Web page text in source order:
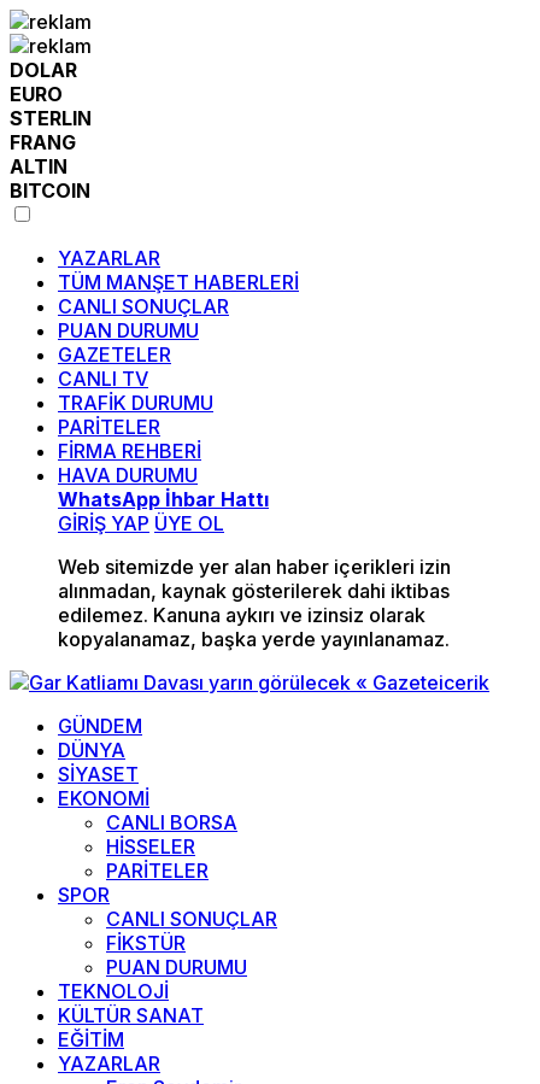
DOLAR
EURO
STERLIN
FRANG
ALTIN
BITCOIN
YAZARLAR
TÜM MANŞET HABERLERİ
CANLI SONUÇLAR
PUAN DURUMU
GAZETELER
CANLI TV
TRAFİK DURUMU
PARİTELER
FİRMA REHBERİ
HAVA DURUMU
WhatsApp İhbar Hattı
GİRİŞ YAP ÜYE OL
Web sitemizde yer alan haber içerikleri izin
alınmadan, kaynak gösterilerek dahi iktibas
edilemez. Kanuna aykırı ve izinsiz olarak
kopyalanamaz, başka yerde yayınlanamaz.
GÜNDEM
DÜNYA
SİYASET
EKONOMİ
CANLI BORSA
HİSSELER
PARİTELER
SPOR
CANLI SONUÇLAR
FİKSTÜR
PUAN DURUMU
TEKNOLOJİ
KÜLTÜR SANAT
EĞİTİM
YAZARLAR